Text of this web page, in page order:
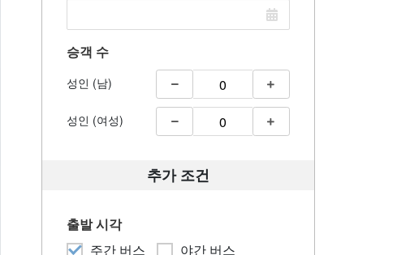
승객 수
성인 (남)
성인 (여성)
추가 조건
출발 시각
주간 버스
야간 버스